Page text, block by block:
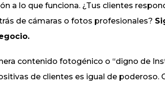
a lo que funciona. ¿Tus clientes
de cámaras o fotos profesionales?
contenido fotogénico o “digno de
de clientes es igual de poderoso.